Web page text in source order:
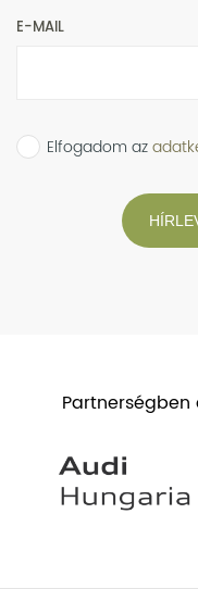
E-MAIL
Elfogadom az
Partnerségben